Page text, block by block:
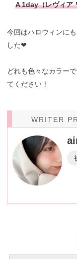
A 1day（レヴィア
今回はハロウィンに
した❤︎
どれも色々なカラー
てください！
WRITER